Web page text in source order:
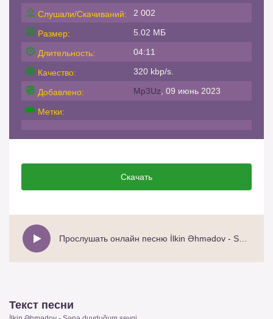
Слушали/Скачиваний:
2 002
Размер: 5.02 МБ
Длительность: 04:11
Качество: 320 kbp/s.
Добавлено: Mp3Uz , 09 июнь 2023
Метки:
Скачать
Текст песни